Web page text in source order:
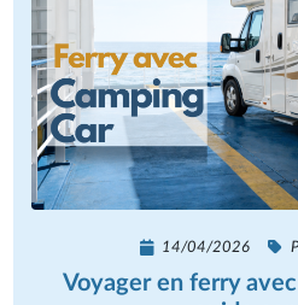
Voyager en ferry
14/04/2026